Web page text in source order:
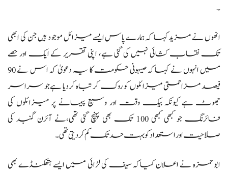
۔
انھوں نے مزید کہا کہ ہمارے پاس ایسے میزائل موجود ہیں جن کی ابھی
تک نقاب کشائی نہیں کی گئی ہے، اپنی تقریر کے ایک اور حصے
میں انہوں نے کہاکہ صیہونی حکومت کا یہ دعویٰ کہ اس نے 90
فیصد مزاحمتی میزائلوں کو روک کر تباہ کردیا ہےجو سراسر
جھوٹ ہے کیونکہ بیک وقت اور وسیع پیمانے پر میزائلوں کی
فائرنگ جو کبھی کبھی 100 تک بھی پہنچ گئی تھی،نے آئرن گنبد کی
صلاحیت اور استعداد کو بہت حد تک کم کردیتی تھی۔
ابو حمزہ نے اعلان کیاکہ سیف کی لڑائی میں ایسے ہتھکنڈے بھی